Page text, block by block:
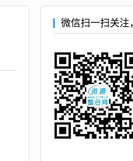
微信扫一扫关注